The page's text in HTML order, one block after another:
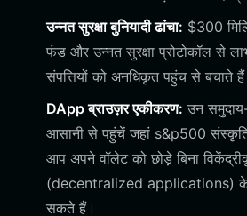
उन्नत सुरक्षा बुनियादी ढांचा: $300
फंड और उन्नत सुरक्षा प्रोटोकॉल से
संपत्तियों को अनधिकृत पहुंच से बचाते
DApp ब्राउज़र एकीकरण: उन
आसानी से पहुंचें जहां s&p500
आप अपने वॉलेट को छोड़े बिना
(decentralized applications) के
सकते हैं।